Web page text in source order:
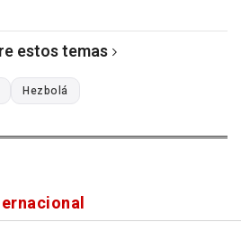
estos temas
Hezbolá